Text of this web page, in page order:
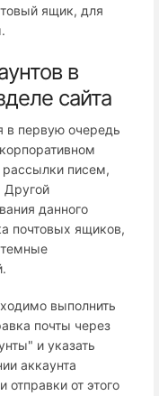
ящик, для
в
сайта
в первую очередь
рассылки писем,
Другой
данного
почтовых ящиков,
выполнить
почты через
и указать
аккаунта
отправки от этого